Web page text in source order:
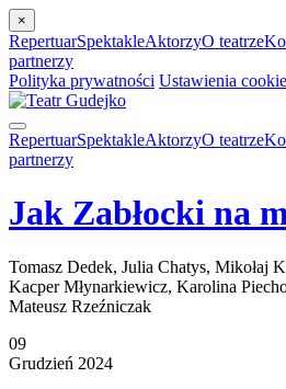
×
RepertuarSpektakleAktorzyO teatrze
partnerzy
Polityka prywatności Ustawienia cookie
RepertuarSpektakleAktorzyO teatrze
partnerzy
Jak Zabłocki na
Tomasz Dedek, Julia Chatys, Mikołaj
Kacper Młynarkiewicz, Karolina
Mateusz Rzeźniczak
09
Grudzień 2024